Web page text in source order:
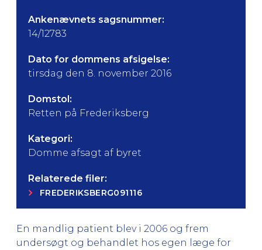
Ankenævnets sagsnummer:
14/12783
Dato for dommens afsigelse:
tirsdag den 8. november 2016
Domstol:
Retten på Frederiksberg
Kategori:
Domme afsagt af byret
Relaterede filer:
FREDERIKSBERG091116
En mandlig patient blev i 2006 og frem
undersøgt og behandlet hos egen læge for